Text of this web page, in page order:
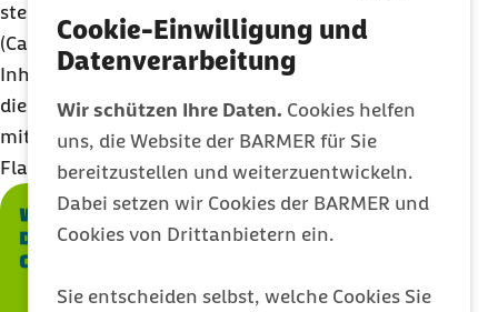
Cookie-Einwilligung und
Datenverarbeitung
Wir schützen Ihre Daten. Cookies helfen
uns, die Website der BARMER für Sie
bereitzustellen und weiterzuentwickeln.
Dabei setzen wir Cookies der BARMER und
Cookies von Drittanbietern ein.
Sie entscheiden selbst, welche Cookies Sie
steht das zweithäufigste Cannabinoid, das CBD
(Cannabidiol). Daneben gibt es weitere
Inhaltsstoffe, die für den Geruch, Geschmack und
die Wirkungen der einzelnen Sorten
mitverantwortlich sind, vor allem die Terpene und
Flavonoide.